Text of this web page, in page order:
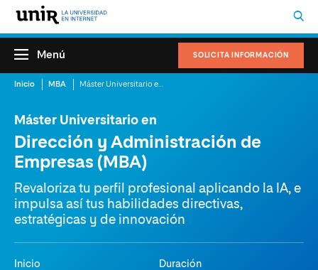
SOLICITA INFORMACIÓN
Menú
Inicio MBA
Máster Universitario en
Dirección y Administración de
Empresas (MBA)
Revaloriza tu perfil profesional aplicando la IA, e
impulsa así tus habilidades directivas,
estratégicas y de innovación
Inicio
Duración